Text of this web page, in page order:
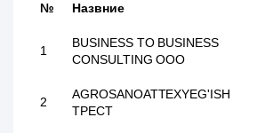
№ Назвние
1
BUSINESS TO BUSINESS
CONSULTING ООО
2
AGROSANOATTEXYEG'ISH
ТРЕСТ